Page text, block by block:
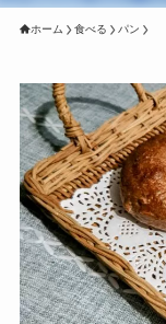
ホーム 食べる パン